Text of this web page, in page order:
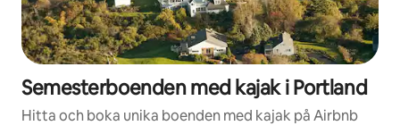
Semesterboenden med kajak i Portland
Hitta och boka unika boenden med kajak på Airbnb